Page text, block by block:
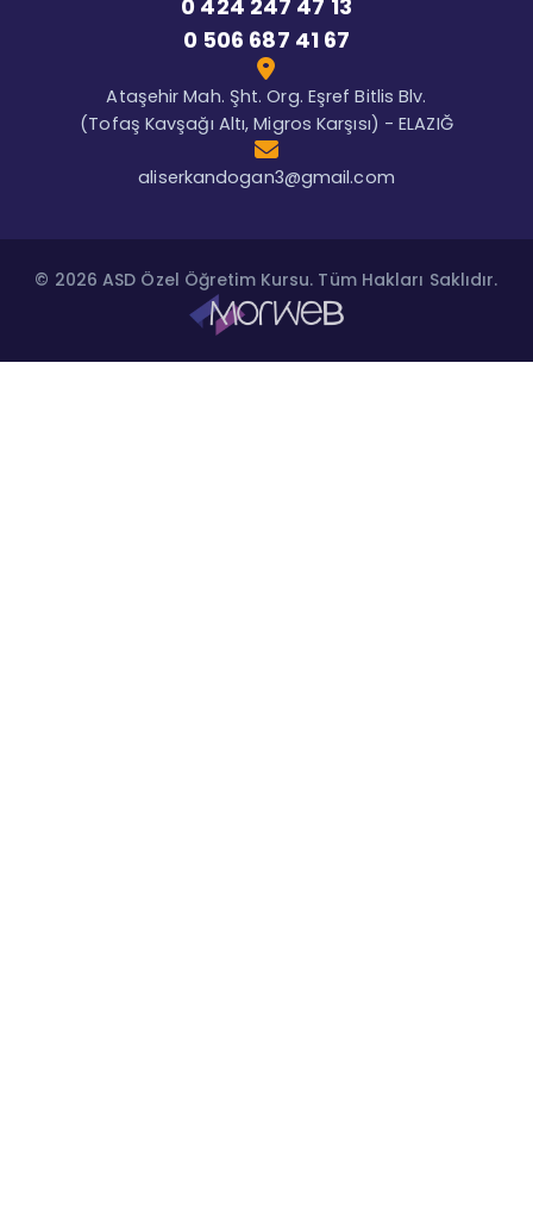
0 424 247 47 13
0 506 687 41 67
Ataşehir Mah. Şht. Org. Eşref Bitlis Blv.
(Tofaş Kavşağı Altı, Migros Karşısı) - ELAZIĞ
aliserkandogan3@gmail.com
© 2026 ASD Özel Öğretim Kursu. Tüm Hakları Saklıdır.